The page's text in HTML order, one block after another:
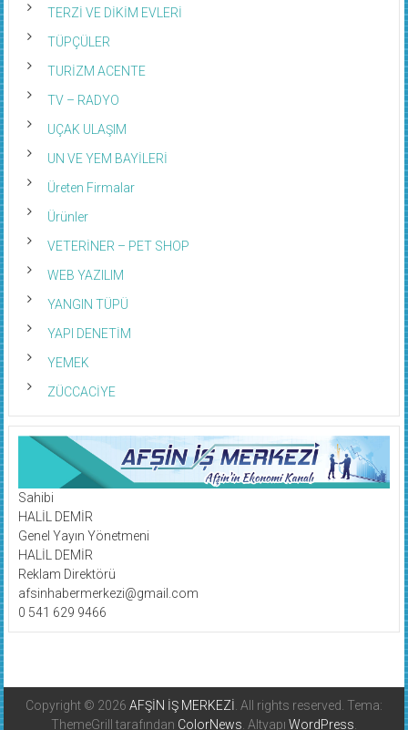
TERZİ VE DİKİM EVLERİ
TÜPÇÜLER
TURİZM ACENTE
TV – RADYO
UÇAK ULAŞIM
UN VE YEM BAYİLERİ
Üreten Firmalar
Ürünler
VETERİNER – PET SHOP
WEB YAZILIM
YANGIN TÜPÜ
YAPI DENETİM
YEMEK
ZÜCCACİYE
Sahibi
HALİL DEMİR
Genel Yayın Yönetmeni
HALİL DEMİR
Reklam Direktörü
afsinhabermerkezi@gmail.com
0 541 629 9466
Copyright © 2026 AFŞİN İŞ MERKEZİ . All rights reserved. Tema:
ThemeGrill tarafından ColorNews . Altyapı WordPress